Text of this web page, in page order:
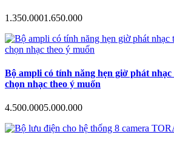
1.350.0001.650.000
Bộ ampli có tính năng hẹn giờ phát
chọn nhạc theo ý muốn
4.500.0005.000.000